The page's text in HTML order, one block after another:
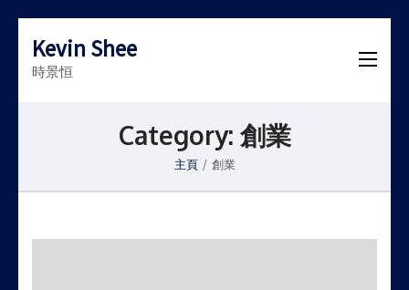
Kevin Shee
時景恒
Category: 創業
主頁 / 創業